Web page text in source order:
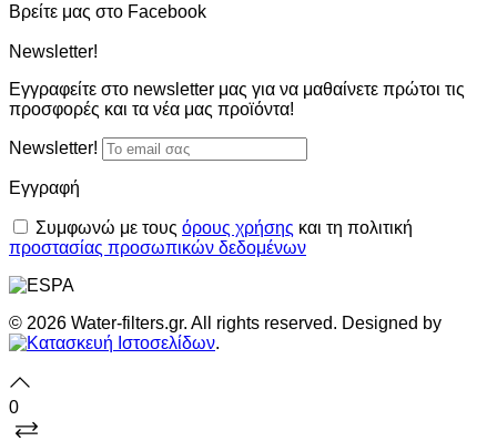
Βρείτε μας στο Facebook
Newsletter!
Εγγραφείτε στο newsletter μας για να μαθαίνετε πρώτοι τις
προσφορές και τα νέα μας προϊόντα!
Newsletter!
Εγγραφή
Συμφωνώ με τους όρους χρήσης και τη πολιτική
προστασίας προσωπικών δεδομένων
© 2026 Water-filters.gr. All rights reserved. Designed by
.
0